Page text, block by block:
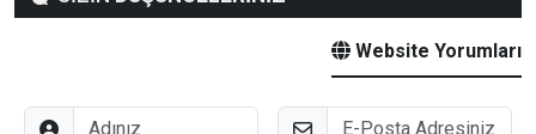
Website Yorumları
Adınız E-Posta